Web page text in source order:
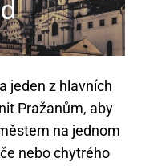
jeden z hlavních
Pražanům, aby
na jednom
nebo chytrého